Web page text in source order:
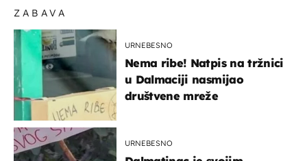
ZABAVA
URNEBESNO
Nema ribe! Natpis na tržnici
u Dalmaciji nasmijao
društvene mreže
URNEBESNO